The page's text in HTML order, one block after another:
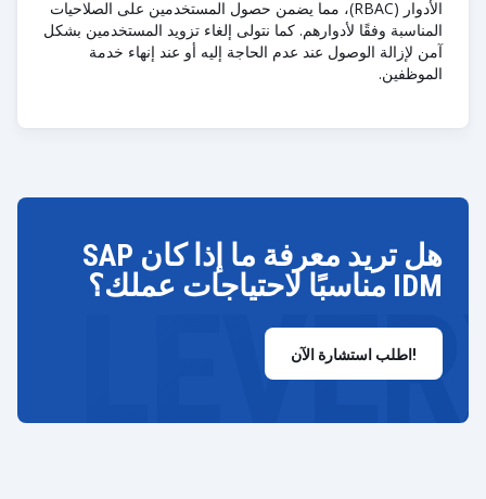
الأدوار (RBAC)، مما يضمن حصول المستخدمين على الصلاحيات
المناسبة وفقًا لأدوارهم. كما نتولى إلغاء تزويد المستخدمين بشكل
آمن لإزالة الوصول عند عدم الحاجة إليه أو عند إنهاء خدمة
الموظفين.
هل تريد معرفة ما إذا كان SAP
IDM مناسبًا لاحتياجات عملك؟
اطلب استشارة الآن!